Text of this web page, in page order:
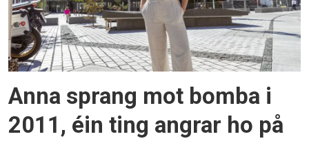
Anna sprang mot bomba i
2011, éin ting angrar ho på